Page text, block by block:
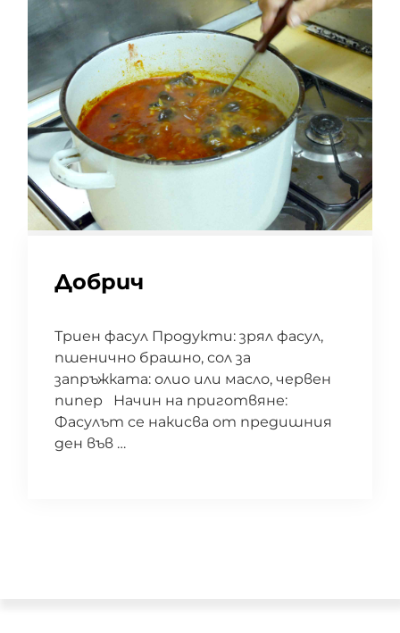
Добрич
Триен фасул Продукти: зрял фасул,
пшенично брашно, сол за
запръжката: олио или масло, червен
пипер Начин на приготвяне:
Фасулът се накисва от предишния
ден във …